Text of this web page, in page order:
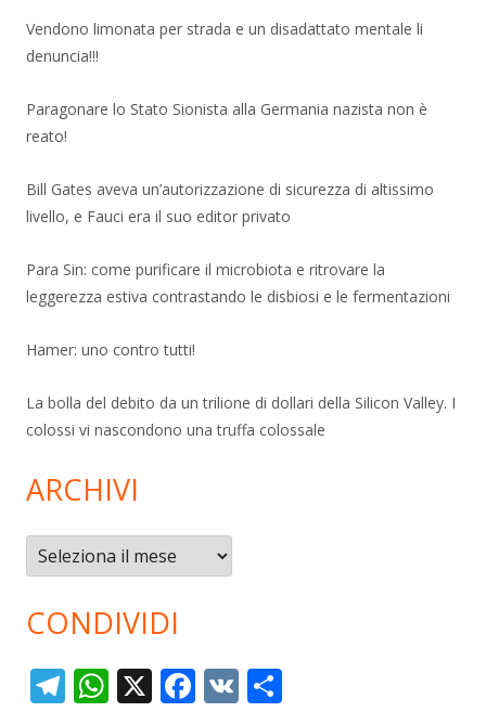
Vendono limonata per strada e un disadattato mentale li
denuncia!!!
Paragonare lo Stato Sionista alla Germania nazista non è
reato!
Bill Gates aveva un’autorizzazione di sicurezza di altissimo
livello, e Fauci era il suo editor privato
Para Sin: come purificare il microbiota e ritrovare la
leggerezza estiva contrastando le disbiosi e le fermentazioni
Hamer: uno contro tutti!
La bolla del debito da un trilione di dollari della Silicon Valley. I
colossi vi nascondono una truffa colossale
ARCHIVI
Archivi
CONDIVIDI
T W X F V